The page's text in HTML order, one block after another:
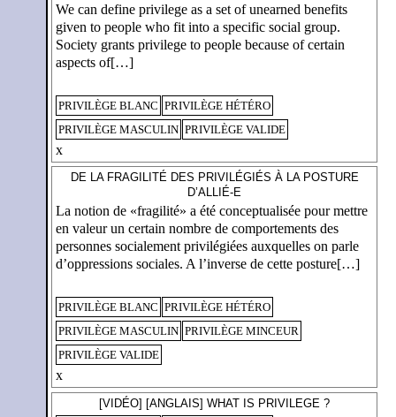
We can define privilege as a set of unearned benefits
given to people who fit into a specific social group.
Society grants privilege to people because of certain
aspects of[…]
PRIVILÈGE BLANC PRIVILÈGE HÉTÉRO
PRIVILÈGE MASCULIN PRIVILÈGE VALIDE
x
DE LA FRAGILITÉ DES PRIVILÉGIÉS À LA POSTURE
D’ALLIÉ-E
La notion de «fragilité» a été conceptualisée pour mettre
en valeur un certain nombre de comportements des
personnes socialement privilégiées auxquelles on parle
d’oppressions sociales. A l’inverse de cette posture[…]
PRIVILÈGE BLANC PRIVILÈGE HÉTÉRO
PRIVILÈGE MASCULIN PRIVILÈGE MINCEUR
PRIVILÈGE VALIDE
x
[VIDÉO] [ANGLAIS] WHAT IS PRIVILEGE ?